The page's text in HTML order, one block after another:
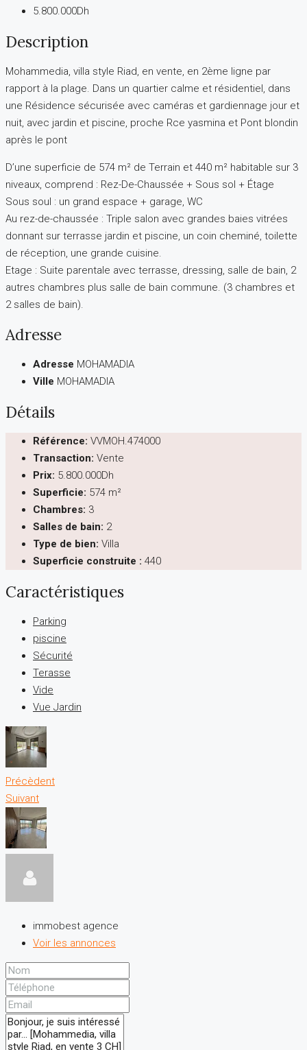
5.800.000Dh
Description
Mohammedia, villa style Riad, en vente, en 2ème ligne par
rapport à la plage. Dans un quartier calme et résidentiel, dans
une Résidence sécurisée avec caméras et gardiennage jour et
nuit, avec jardin et piscine, proche Rce yasmina et Pont blondin
après le pont
D’une superficie de 574 m² de Terrain et 440 m² habitable sur 3
niveaux, comprend : Rez-De-Chaussée + Sous sol + Étage
Sous soul : un grand espace + garage, WC
Au rez-de-chaussée : Triple salon avec grandes baies vitrées
donnant sur terrasse jardin et piscine, un coin cheminé, toilette
de réception, une grande cuisine.
Etage : Suite parentale avec terrasse, dressing, salle de bain, 2
autres chambres plus salle de bain commune. (3 chambres et
2 salles de bain).
Adresse
Adresse MOHAMADIA
Ville MOHAMADIA
Détails
Référence: VVMOH.474000
Transaction: Vente
Prix: 5.800.000Dh
Superficie: 574 m²
Chambres: 3
Salles de bain: 2
Type de bien: Villa
Superficie construite : 440
Caractéristiques
Parking
piscine
Sécurité
Terasse
Vide
Vue Jardin
Précèdent
Suivant
immobest agence
Voir les annonces